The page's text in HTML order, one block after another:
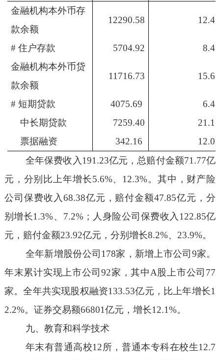
金融机构本外币存
款余额
12290.58 12.4
# 住户存款 5704.92
8.4
金融机构本外币贷
款余额
11716.73 15.6
# 短期贷款 4075.69
6.4
中长期贷款
7259.40
21.1
票据融资
342.16
12.0
全年保费收入191.23亿元，总赔付金额71.77亿
元， 分别 比上年增长5.6%、 12.3%。其中，财产险
公司保费收入68.38亿元，赔付金额47.85亿元，分
别增长1.3%、 7.2%；人身险公司保费收入 122.85亿
元，赔付金额23.92亿元， 分别 增长8.2%、 23.9%。
全年新增股份公司 178家，新增上市公司 9家。
年末累计实现上市公司92家 ，其中A股上市公司 77
家。全年共实现股权融资133.53亿元 ，比上年增长1
2.2%。 证券交易额66801亿元，增长12.1%。
九、教育和科学技术
年末有普通高校12所，普通本专科在校生12.7